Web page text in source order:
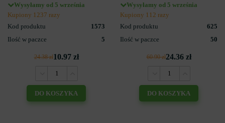
Wysyłamy od 5 września
Kupiony 1237 razy
Kod produktu
1573
Ilość w paczce
5
24.38 zł10.97 zł
DO KOSZYKA
Wysyłamy od 5 września
Kupiony 112 razy
Kod produktu
625
Ilość w paczce
50
60.90 zł24.36 zł
DO KOSZYKA